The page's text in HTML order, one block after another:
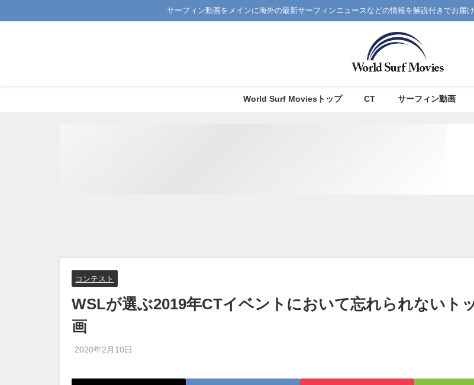
サーフィン動画をメインに海外の最新サーフィンニュースなどの情報を解説付きでお届
World Surf Moviesトップ CT サーフィン動画
コンテスト
WSLが選ぶ2019年CTイベントにおいて忘れられないト
画
2020年2月10日